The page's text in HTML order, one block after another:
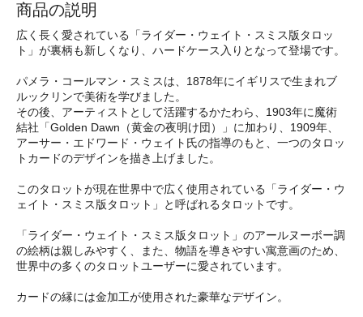
商品の説明
広く長く愛されている「ライダー・ウェイト・スミス版タロッ
ト」が裏柄も新しくなり、ハードケース入りとなって登場です。
パメラ・コールマン・スミスは、1878年にイギリスで生まれブ
ルックリンで美術を学びました。
その後、アーティストとして活躍するかたわら、1903年に魔術
結社「Golden Dawn（黄金の夜明け団）」に加わり、1909年、
アーサー・エドワード・ウェイト氏の指導のもと、一つのタロッ
トカードのデザインを描き上げました。
このタロットが現在世界中で広く使用されている「ライダー・ウ
ェイト・スミス版タロット」と呼ばれるタロットです。
「ライダー・ウェイト・スミス版タロット」のアールヌーボー調
の絵柄は親しみやすく、また、物語を導きやすい寓意画のため、
世界中の多くのタロットユーザーに愛されています。
カードの縁には金加工が使用された豪華なデザイン。